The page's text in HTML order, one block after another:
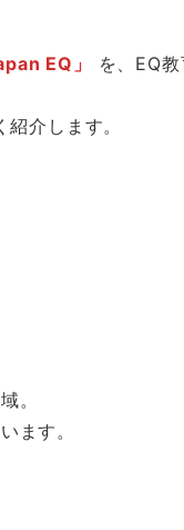
EQ」
を、EQ
介します。
。
ます。